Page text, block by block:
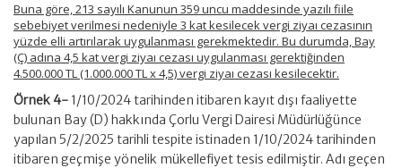
Buna göre, 213 sayılı Kanunun 359 uncu maddesinde yazılı fiile
sebebiyet verilmesi nedeniyle 3 kat kesilecek vergi ziyaı cezasının
yüzde elli artırılarak uygulanması gerekmektedir. Bu durumda, Bay
(Ç) adına 4,5 kat vergi ziyaı cezası uygulanması gerektiğinden
4.500.000 TL (1.000.000 TL x 4,5) vergi ziyaı cezası kesilecektir.
Örnek 4- 1/10/2024 tarihinden itibaren kayıt dışı faaliyette
bulunan Bay (D) hakkında Çorlu Vergi Dairesi Müdürlüğünce
yapılan 5/2/2025 tarihli tespite istinaden 1/10/2024 tarihinden
itibaren geçmişe yönelik mükellefiyet tesis edilmiştir. Adı geçen